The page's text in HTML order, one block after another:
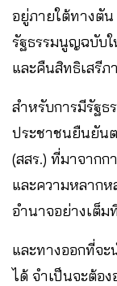
อยู่ภายใต้ทางตัน
รัฐธรรมนูญฉบับใ
และคืนสิทธิเสรีภ
สำหรับการมีรัฐ
ประชาชนยืนยัน
(สสร.) ที่มาจากก
และความหลากห
อำนาจอย่างเต็
และทางออกที่จ
ได้ จำเป็นจะต้อ